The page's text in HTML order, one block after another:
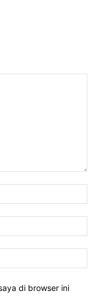
di browser ini